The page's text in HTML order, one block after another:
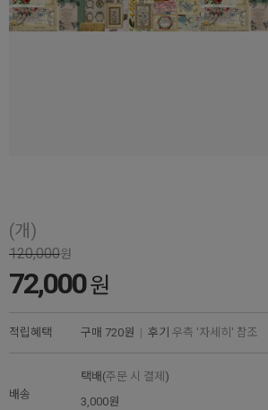
(개)
120,000원
72,000원
적립혜택 구매 720원 | 후기 우측 '자세히' 참조
배송
택배(주문 시 결제 )
3,000원